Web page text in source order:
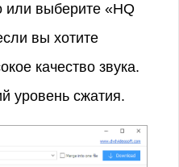
или выберите «HQ
вы хотите
качество звука.
уровень сжатия.